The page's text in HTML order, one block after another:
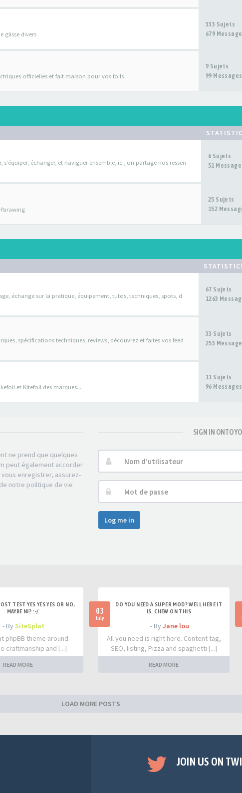
glisse divers
333 Sujets
679
officielles et fait maison pour vos foils
9 Sujets
99 Messages
s'équiper, échanger, et naviguer ensemble, ici, on partage nos ressen
6 Sujets
51
25 Sujets
152
échange sur la pratique, équipement, tutos, techniques, spots, d
67 Sujets
1263
spécifications techniques, reviews, découvrez et faites vos feed
33 Sujets
253
et Kitefoil des marques...
11 Sujets
96 Messages
ne prend que quelques
peut également accorder
enregistrer, assurez-
notre politique de vie
SIGN IN ONTO
Nom
d’utilisateur :
Mot
de
passe :
Log me in
TEST YES YES YES OR NO,
MAYBE NI? :-/
- BySiteSplat
phpBB theme around.
craftmanship and [...]
READ MORE
03
July
DO YOU NEED A SUPER MOD? WELL HERE IT
IS. CHEW ON THIS
- By Jane lou
All you need is right here. Content tag,
SEO, listing, Pizza and spaghetti [...]
READ MORE
LOAD MORE POSTS
JOIN US ON